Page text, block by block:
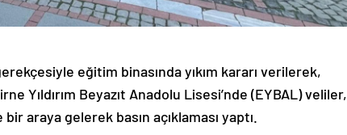
eğitim binasında yıkım kararı verilerek,
Yıldırım Beyazıt Anadolu Lisesi’nde (EYBAL) veliler,
araya gelerek basın açıklaması yaptı.